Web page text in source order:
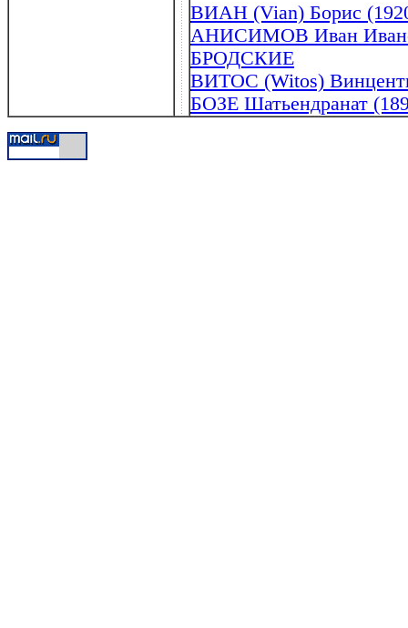
ВИАН (Vian) Борис
АНИСИМОВ Иван
БРОДСКИЕ
ВИТОС (Witos)
БОЗЕ Шатьендранат